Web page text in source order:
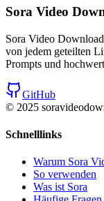
Sora Video
Sora Video
von jedem geteilten
Prompts und
GitHub
© 2025
Schnelllinks
Warum Sora
So verwenden
Was ist Sora